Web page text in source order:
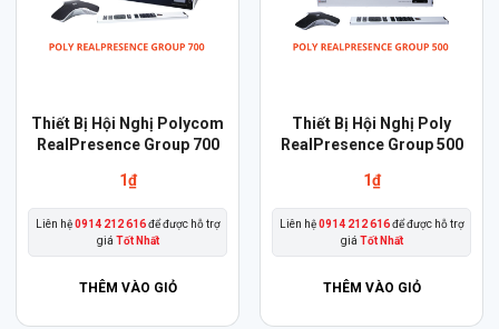
Thiết Bị Hội Nghị Polycom
RealPresence Group 700
1₫
Liên hệ0914 212 616để được hỗ trợ
giá Tốt Nhất
THÊM VÀO GIỎ
Thiết Bị Hội Nghị Poly
RealPresence Group 500
1₫
Liên hệ0914 212 616để được hỗ trợ
giá Tốt Nhất
THÊM VÀO GIỎ